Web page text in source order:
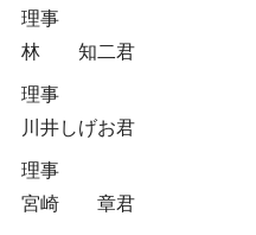
理事
林 知二君
理事
川井しげお君
理事
宮崎 章君